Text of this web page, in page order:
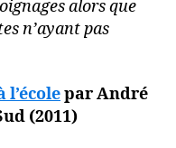
alors que
n’ayant pas
l’écolepar André
(2011)